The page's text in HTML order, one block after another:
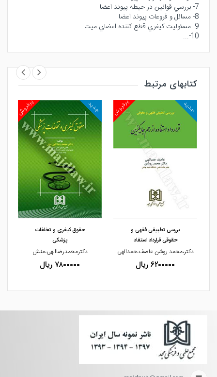
7- بررسي قوانين در حيطه پيوند اعضا
8- مسائل و فروعات پيوند اعضا
9- مسئوليت كيفري قطع كننده اعضاي ميت
10-...
کتابهای مرتبط
مشاهده و خرید
پرفروش جدید
مشاهده و خرید
بررسی تطبیقی فقهی و
حقوقی قرارداد استفاد
دکتر،محمد روشن عاصف،حمدالهی
۶۲۰۰۰۰۰ ریال
پرفروش جدید
حقوق کیفری و تخلفات
پزشکی
دکترمحمدرضاالهی،منش
۷۸۰۰۰۰۰ ریال